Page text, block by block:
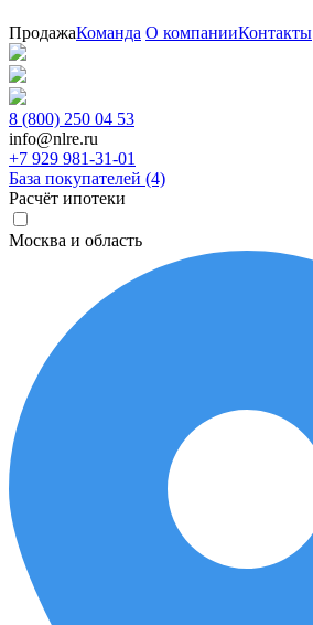
ПродажаКоманда О компанииКонтакты
8 (800) 250 04 53
info@nlre.ru
+7 929 981-31-01
База покупателей (4)
Расчёт ипотеки
Москва и область